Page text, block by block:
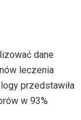
dane
leczenia
przedstawiła
w 93%